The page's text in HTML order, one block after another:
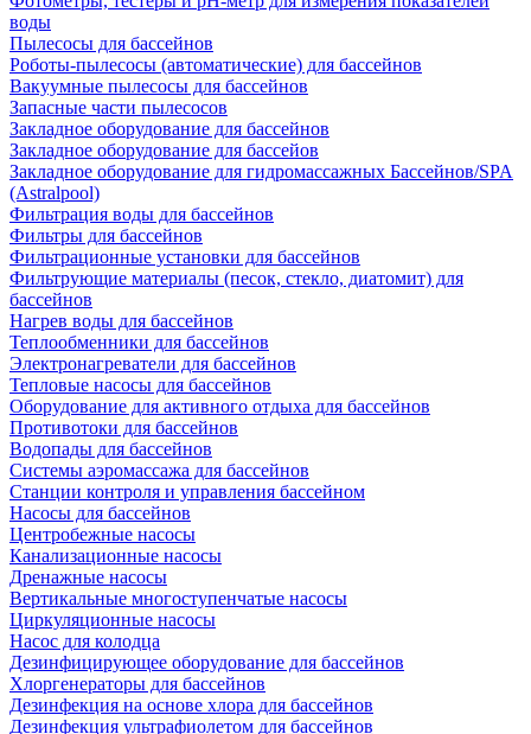
воды
Пылесосы для бассейнов
Роботы-пылесосы (автоматические) для бассейнов
Вакуумные пылесосы для бассейнов
Запасные части пылесосов
Закладное оборудование для бассейнов
Закладное оборудование для бассейов
Закладное оборудование для гидромассажных Бассейнов/SPA
(Astralpool)
Фильтрация воды для бассейнов
Фильтры для бассейнов
Фильтрационные установки для бассейнов
Фильтрующие материалы (песок, стекло, диатомит) для
бассейнов
Нагрев воды для бассейнов
Теплообменники для бассейнов
Электронагреватели для бассейнов
Тепловые насосы для бассейнов
Оборудование для активного отдыха для бассейнов
Противотоки для бассейнов
Водопады для бассейнов
Системы аэромассажа для бассейнов
Станции контроля и управления бассейном
Насосы для бассейнов
Центробежные насосы
Канализационные насосы
Дренажные насосы
Вертикальные многоступенчатые насосы
Циркуляционные насосы
Насос для колодца
Дезинфицирующее оборудование для бассейнов
Хлоргенераторы для бассейнов
Дезинфекция на основе хлора для бассейнов
Дезинфекция ультрафиолетом для бассейнов